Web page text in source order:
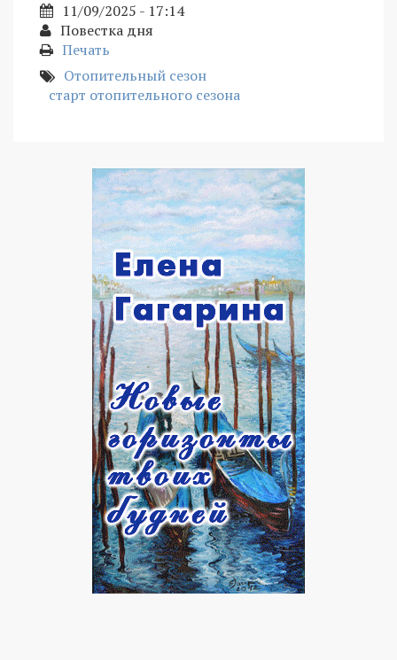
11/09/2025 - 17:14
Повестка дня
Печать
Отопительный сезон
старт отопительного сезона